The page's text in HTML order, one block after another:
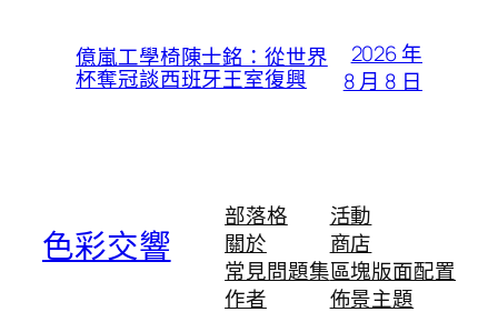
億嵐工學椅陳士銘：從世界
杯奪冠談西班牙王室復興
2026 年
8 月 8 日
色彩交響
部落格
關於
常見問題集
作者
活動
商店
區塊版面配置
佈景主題